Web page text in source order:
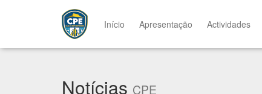
Início Apresentação Actividades
Notícias CPE